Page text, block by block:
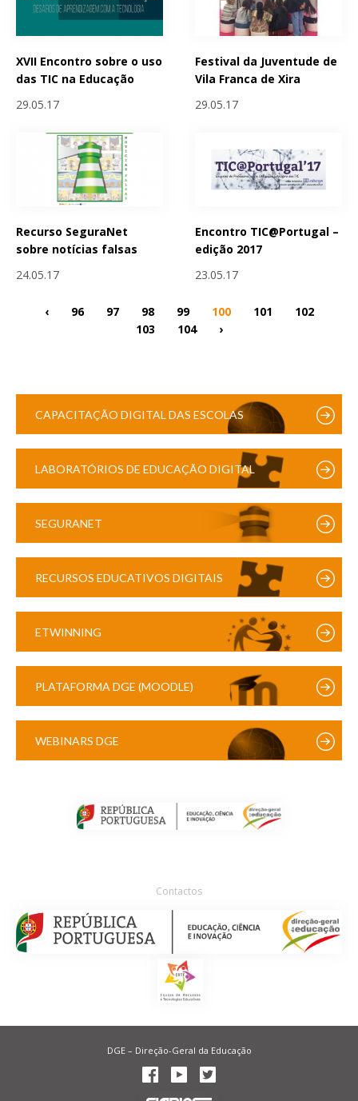
XVII Encontro sobre o uso
das TIC na Educação
29.05.17
Festival da Juventude de
Vila Franca de Xira
29.05.17
Recurso SeguraNet
sobre notícias falsas
24.05.17
Encontro TIC@Portugal –
edição 2017
23.05.17
‹ 96 97 98 99 100 101
102
103
104 ›
CAPACITAÇÃO DIGITAL DAS ESCOLAS
LABORATÓRIOS DE EDUCAÇÃO DIGITAL
SEGURANET
RECURSOS EDUCATIVOS DIGITAIS
ETWINNING
PLATAFORMA DGE (MOODLE)
WEBINARS DGE
Contactos
DGE – Direção-Geral da Educação